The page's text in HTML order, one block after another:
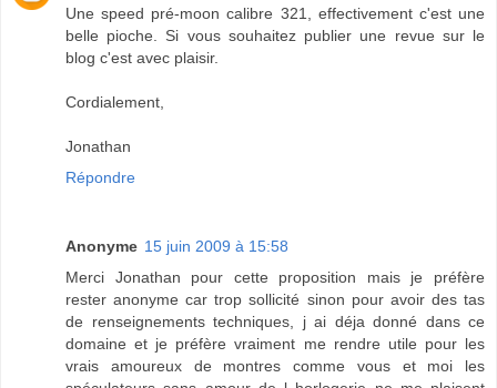
Une speed pré-moon calibre 321, effectivement c'est une
belle pioche. Si vous souhaitez publier une revue sur le
blog c'est avec plaisir.
Cordialement,
Jonathan
Répondre
Anonyme 15 juin 2009 à 15:58
Merci Jonathan pour cette proposition mais je préfère
rester anonyme car trop sollicité sinon pour avoir des tas
de renseignements techniques, j ai déja donné dans ce
domaine et je préfère vraiment me rendre utile pour les
vrais amoureux de montres comme vous et moi les